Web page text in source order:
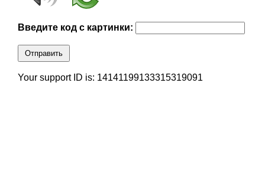
Введите код с картинки:
Отправить
Your support ID is: 14141199133315319091